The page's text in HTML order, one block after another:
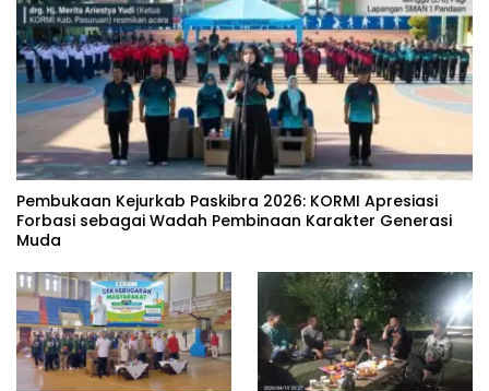
‎Pembukaan Kejurkab Paskibra 2026: KORMI Apresiasi
Forbasi sebagai Wadah Pembinaan Karakter Generasi
Muda